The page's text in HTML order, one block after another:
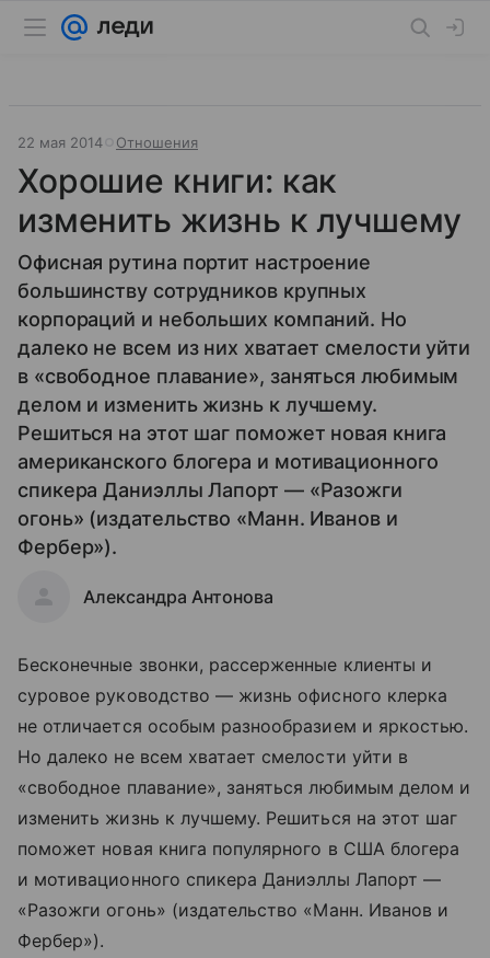
22 мая 2014 Отношения
Хорошие книги: как
изменить жизнь к лучшему
Офисная рутина портит настроение
большинству сотрудников крупных
корпораций и небольших компаний. Но
далеко не всем из них хватает смелости уйти
в «свободное плавание», заняться любимым
делом и изменить жизнь к лучшему.
Решиться на этот шаг поможет новая книга
американского блогера и мотивационного
спикера Даниэллы Лапорт — «Разожги
огонь» (издательство «Манн. Иванов и
Фербер»).
Александра Антонова
Бесконечные звонки, рассерженные клиенты и
суровое руководство — жизнь офисного клерка
не отличается особым разнообразием и яркостью.
Но далеко не всем хватает смелости уйти в
«свободное плавание», заняться любимым делом и
изменить жизнь к лучшему. Решиться на этот шаг
поможет новая книга популярного в США блогера
и мотивационного спикера Даниэллы Лапорт —
«Разожги огонь» (издательство «Манн. Иванов и
Фербер»).